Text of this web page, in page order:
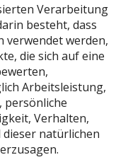
Verarbeitung
besteht, dass
verwendet werden,
die sich auf eine
Arbeitsleistung,
persönliche
Verhalten,
natürlichen